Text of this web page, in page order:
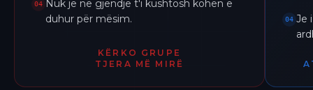
04 Nuk je në gjendje t'i kushtosh kohën e
duhur për mësim.
KËRKO GRUPE
TJERA MË MIRË
04 Je